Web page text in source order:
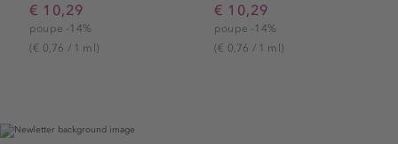
€ 10,29
poupe -14%
(€ 0,76 / 1 ml)
€ 10,29
poupe -14%
(€ 0,76 / 1 ml)